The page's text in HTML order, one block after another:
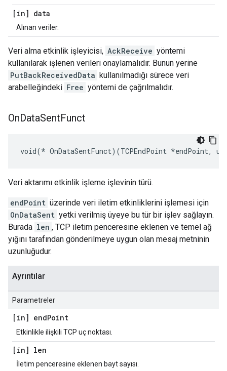
[in] data
Alınan veriler.
Veri alma etkinlik işleyicisi, AckReceive yöntemi
kullanılarak işlenen verileri onaylamalıdır. Bunun yerine
PutBackReceivedData kullanılmadığı sürece veri
arabelleğindeki Free yöntemi de çağrılmalıdır.
OnDataSentFunct
void(* OnDataSentFunct)(TCPEndPoint *endPoint,
Veri aktarımı etkinlik işleme işlevinin türü.
endPoint üzerinde veri iletim etkinliklerini işlemesi için
OnDataSent yetki verilmiş üyeye bu tür bir işlev sağlayın.
Burada len , TCP iletim penceresine eklenen ve temel ağ
yığını tarafından gönderilmeye uygun olan mesaj metninin
uzunluğudur.
Ayrıntılar
Parametreler
[in] endPoint
Etkinlikle ilişkili TCP uç noktası.
[in] len
İletim penceresine eklenen bayt sayısı.